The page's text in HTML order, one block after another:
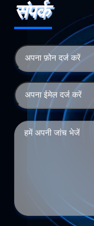
संपर्क